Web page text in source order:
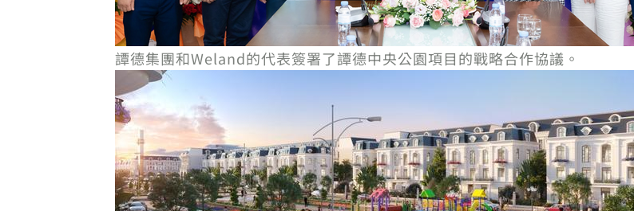
譚德集團和Weland的代表簽署了譚德中央公園項目的戰略合作協議。